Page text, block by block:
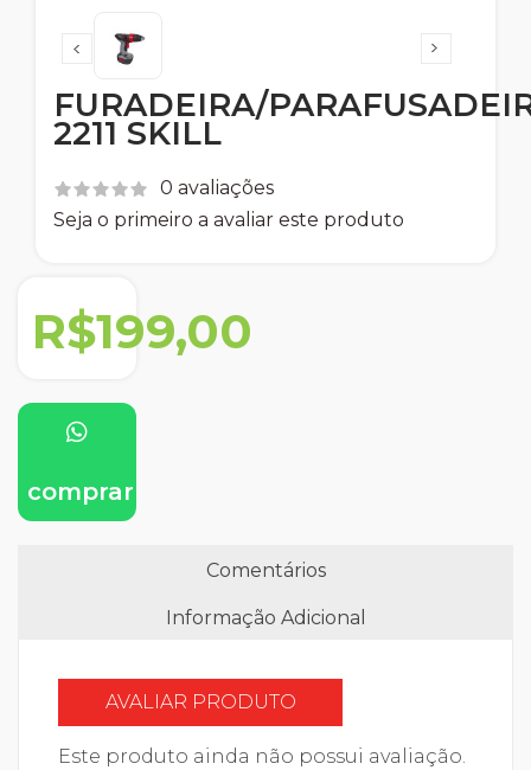
FURADEIRA/
2211 SKILL
0 avaliações
Seja o primeiro a avaliar este produto
R$199,00
comprar
Comentários
Informação Adicional
AVALIAR PRODUTO
Este produto ainda não possui avaliação.